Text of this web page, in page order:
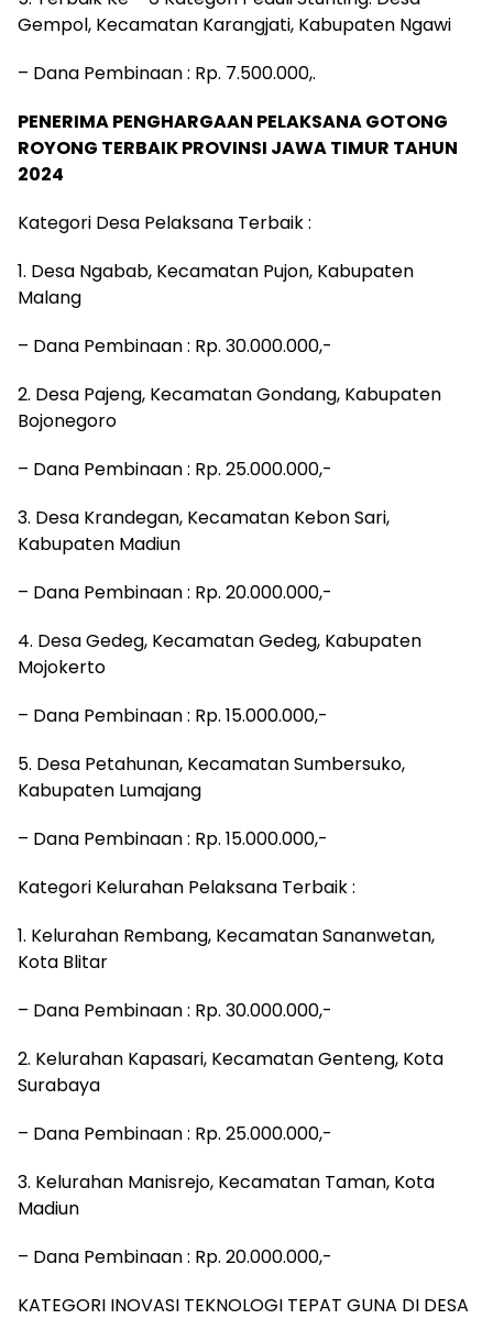
Gempol, Kecamatan Karangjati, Kabupaten Ngawi
– Dana Pembinaan : Rp. 7.500.000,.
PENERIMA PENGHARGAAN PELAKSANA GOTONG
ROYONG TERBAIK PROVINSI JAWA TIMUR TAHUN
2024
Kategori Desa Pelaksana Terbaik :
1. Desa Ngabab, Kecamatan Pujon, Kabupaten
Malang
– Dana Pembinaan : Rp. 30.000.000,-
2. Desa Pajeng, Kecamatan Gondang, Kabupaten
Bojonegoro
– Dana Pembinaan : Rp. 25.000.000,-
3. Desa Krandegan, Kecamatan Kebon Sari,
Kabupaten Madiun
– Dana Pembinaan : Rp. 20.000.000,-
4. Desa Gedeg, Kecamatan Gedeg, Kabupaten
Mojokerto
– Dana Pembinaan : Rp. 15.000.000,-
5. Desa Petahunan, Kecamatan Sumbersuko,
Kabupaten Lumajang
– Dana Pembinaan : Rp. 15.000.000,-
Kategori Kelurahan Pelaksana Terbaik :
1. Kelurahan Rembang, Kecamatan Sananwetan,
Kota Blitar
– Dana Pembinaan : Rp. 30.000.000,-
2. Kelurahan Kapasari, Kecamatan Genteng, Kota
Surabaya
– Dana Pembinaan : Rp. 25.000.000,-
3. Kelurahan Manisrejo, Kecamatan Taman, Kota
Madiun
– Dana Pembinaan : Rp. 20.000.000,-
KATEGORI INOVASI TEKNOLOGI TEPAT GUNA DI DESA